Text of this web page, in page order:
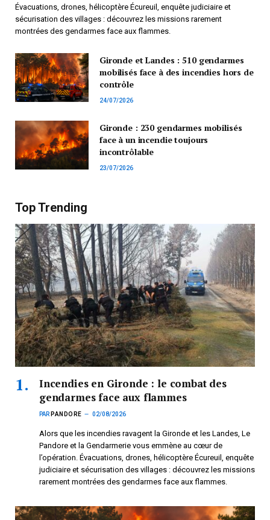
Évacuations, drones, hélicoptère Écureuil, enquête judiciaire et
sécurisation des villages : découvrez les missions rarement
montrées des gendarmes face aux flammes.
Gironde et Landes : 510 gendarmes
mobilisés face à des incendies hors de
contrôle
24/07/2026
Gironde : 230 gendarmes mobilisés
face à un incendie toujours
incontrôlable
23/07/2026
Top Trending
Incendies en Gironde : le combat des
gendarmes face aux flammes
PAR PANDORE 02/08/2026
Alors que les incendies ravagent la Gironde et les Landes, Le
Pandore et la Gendarmerie vous emmène au cœur de
l’opération. Évacuations, drones, hélicoptère Écureuil, enquête
judiciaire et sécurisation des villages : découvrez les missions
rarement montrées des gendarmes face aux flammes.